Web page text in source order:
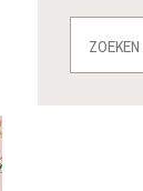
naar: